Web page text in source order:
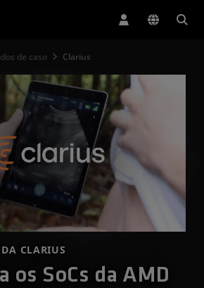
de caso Clarius
CLARIUS
os SoCs da AMD